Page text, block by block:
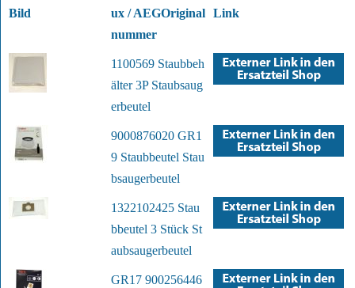
Bild
ux / AEGOriginal
nummer
Link
1100569 Staubbeh
älter 3P Staubsaug
erbeutel
9000876020 GR1
9 Staubbeutel Stau
bsaugerbeutel
1322102425 Stau
bbeutel 3 Stück St
aubsaugerbeutel
GR17 900256446